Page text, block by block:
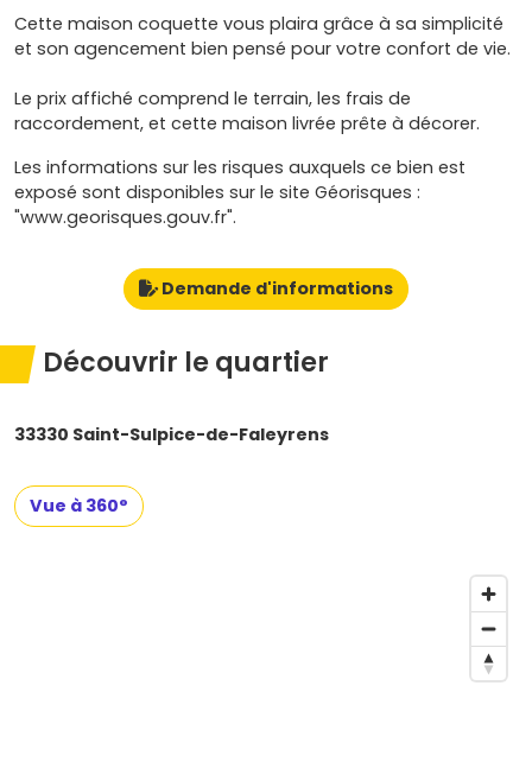
Cette maison coquette vous plaira grâce à sa simplicité
et son agencement bien pensé pour votre confort de vie.
Le prix affiché comprend le terrain, les frais de
raccordement, et cette maison livrée prête à décorer.
Les informations sur les risques auxquels ce bien est
exposé sont disponibles sur le site Géorisques :
"www.georisques.gouv.fr".
Demande d'informations
Découvrir le quartier
33330 Saint-Sulpice-de-Faleyrens
Vue à 360°